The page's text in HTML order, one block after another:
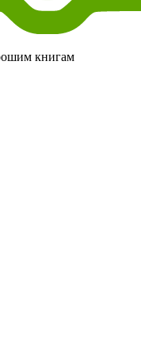
книгам